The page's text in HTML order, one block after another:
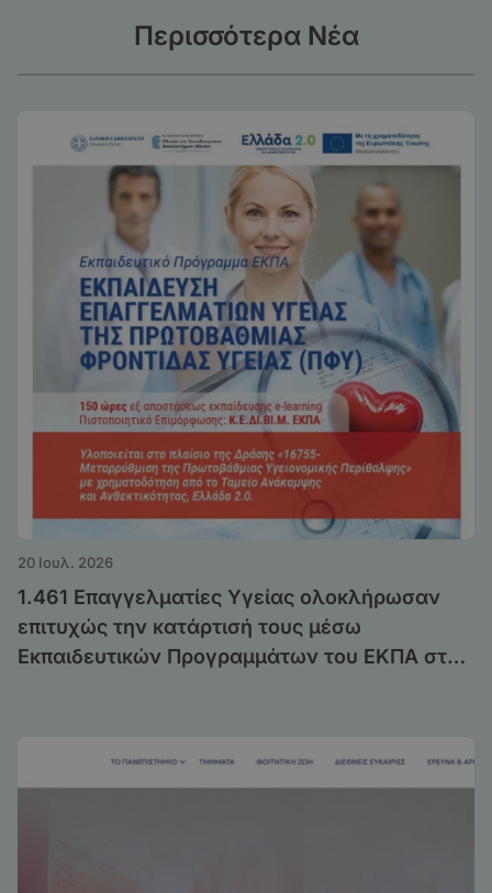
Περισσότερα Νέα
20 Ιουλ. 2026
1.461 Επαγγελματίες Υγείας ολοκλήρωσαν
επιτυχώς την κατάρτισή τους μέσω
Εκπαιδευτικών Προγραμμάτων του ΕΚΠΑ στο